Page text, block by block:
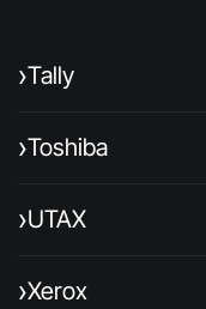
›Tally
›Toshiba
›UTAX
›Xerox